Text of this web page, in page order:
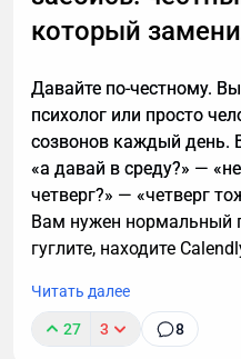
который
Давайте по-честному.
психолог или просто
созвонов каждый день.
«а давай в среду?» —
четверг?» — «четверг
Вам нужен нормальный
гуглите, находите
Читать далее
27 3 8